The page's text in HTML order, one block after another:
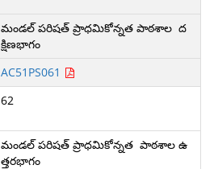
మండల్ పరిషత్ ప్రాధమికోన్నత పాఠశాల ద
క్షిణభాగం
AC51PS061
62
మండల్ పరిషత్ ప్రాధమికోన్నత పాఠశాల ఉ
త్తరభాగం